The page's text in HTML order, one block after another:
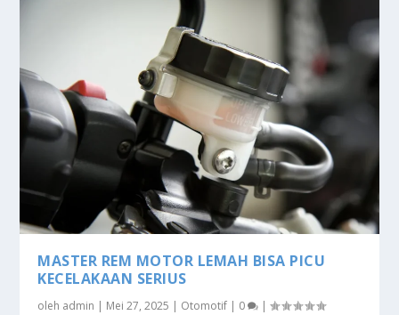
MASTER REM MOTOR LEMAH BISA PICU
KECELAKAAN SERIUS
oleh admin | Mei 27, 2025 | Otomotif | 0 |